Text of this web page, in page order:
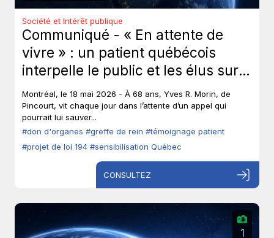
Société et Intérêt publique
Communiqué - « En attente de
vivre » : un patient québécois
interpelle le public et les élus sur
le don d’organes.
Montréal, le 18 mai 2026 - À 68 ans, Yves R. Morin, de
Pincourt, vit chaque jour dans l’attente d’un appel qui
pourrait lui sauver...
#don d'organes #greffe de rein #témoignage patient
#projet de loi 194 #sensibilisation Québec
CONSULTEZ
1